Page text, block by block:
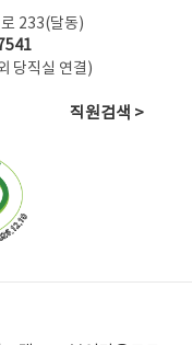
233(달동)
당직실 연결)
직원검색 >